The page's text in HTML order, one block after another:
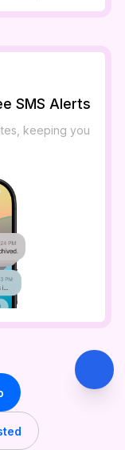
SMS Alerts
keeping you